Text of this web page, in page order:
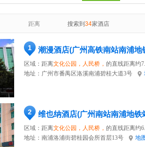
距离 搜索到 34家酒店
1 潮漫酒店(广州高铁南站南浦地
区域：距离文化公园，人民桥， 的直线距离约
地址： 广州市番禺区洛溪南浦碧桂大道3号
2 维也纳酒店(广州南站南浦地铁
区域：距离文化公园，人民桥， 的直线距离约
地址： 南浦洛浦街碧桂园会所首层13号 地